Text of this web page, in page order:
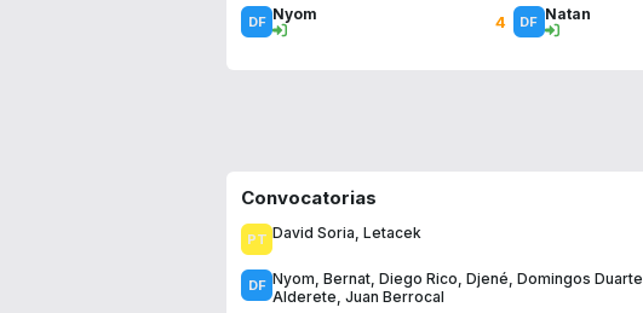
Nyom 4 Natan
Convocatorias
David Soria, Letacek
Nyom, Bernat, Diego Rico, Djené, Domingos Duarte
Alderete, Juan Berrocal